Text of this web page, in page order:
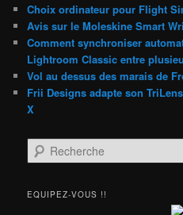
Choix ordinateur pour Flight
Avis sur le Moleskine Smart
Comment synchroniser
Lightroom Classic entre
Vol au dessus des marais de
Frii Designs adapte son
X
e
h
EQUIPEZ-VOUS !!